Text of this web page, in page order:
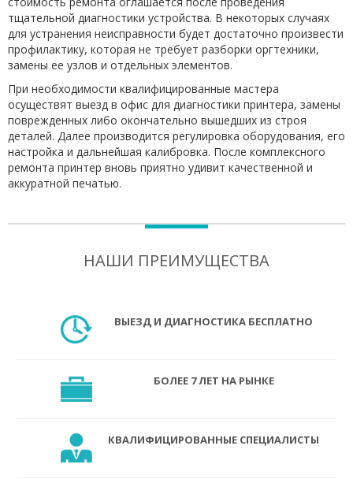
тщательной диагностики устройства. В некоторых случаях
для устранения неисправности будет достаточно произвести
профилактику, которая не требует разборки оргтехники,
замены ее узлов и отдельных элементов.
При необходимости квалифицированные мастера
осуществят выезд в офис для диагностики принтера, замены
поврежденных либо окончательно вышедших из строя
деталей. Далее производится регулировка оборудования, его
настройка и дальнейшая калибровка. После комплексного
ремонта принтер вновь приятно удивит качественной и
аккуратной печатью.
НАШИ ПРЕИМУЩЕСТВА
ВЫЕЗД И ДИАГНОСТИКА БЕСПЛАТНО
БОЛЕЕ 7 ЛЕТ НА РЫНКЕ
КВАЛИФИЦИРОВАННЫЕ СПЕЦИАЛИСТЫ